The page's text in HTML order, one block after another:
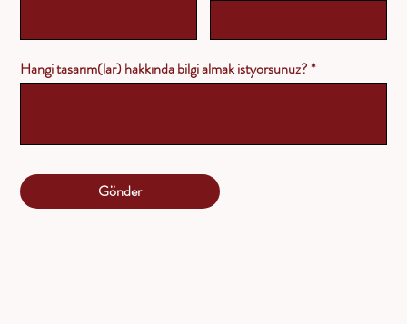
Hangi tasarım(lar) hakkında bilgi almak istyorsunuz?
Gönder